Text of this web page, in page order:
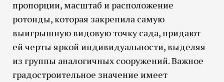
пропорции, масштаб и расположение
ротонды, которая закрепила самую
выигрышную видовую точку сада, придают
ей черты яркой индивидуальности, выделяя
из группы аналогичных сооружений. Важное
градостроительное значение имеет